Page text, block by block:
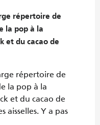
répertoire de
la pop à la
et du cacao de
répertoire de
la pop à la
et du cacao de
aisselles. Y a pas